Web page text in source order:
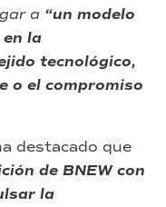
a “un modelo
la
tecnológico,
o el compromiso
destacado que
de BNEW con
la